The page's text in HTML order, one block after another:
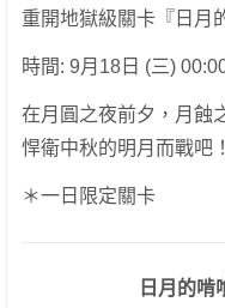
重開地獄級關卡『日月
時間: 9月18日 (三)
在月圓之夜前夕，月蝕
悍衛中秋的明月而戰吧！
＊一日限定關卡
日月的啃